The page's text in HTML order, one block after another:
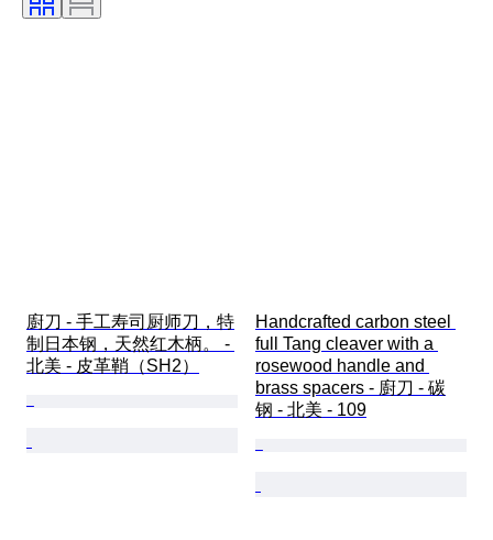
廚刀 - 手工寿司厨师刀，特
制日本钢，天然红木柄。 -
北美 - 皮革鞘（SH2）
Handcrafted carbon steel
full Tang cleaver with a
rosewood handle and
brass spacers - 廚刀 - 碳
钢 - 北美 - 109